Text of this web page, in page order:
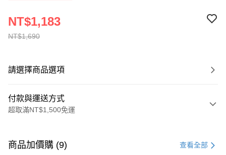
NT$1,690
NT$1,183
請選擇商品選項
付款與運送方式
超取滿NT$1,500免運
信用卡一次付款
商品加價購 (9) 查看全部